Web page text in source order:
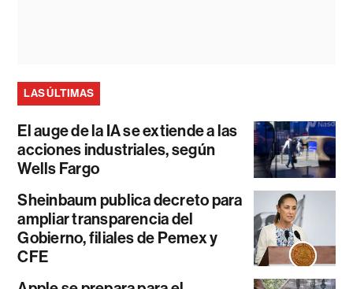
LAS ÚLTIMAS
El auge de la IA se extiende a las
acciones industriales, según
Wells Fargo
Sheinbaum publica decreto para
ampliar transparencia del
Gobierno, filiales de Pemex y
CFE